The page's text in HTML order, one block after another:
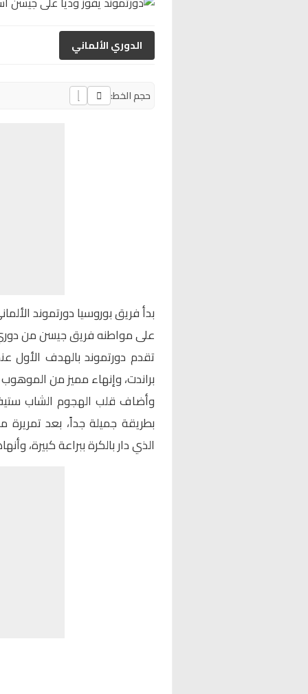
الدوري الألماني
حجم الخط:
بدأ فريق بوروسيا دورتموند
على مواطنه فريق جيسن من دوري
براندت، وإنهاء مميز من
وأضاف قلب الهجوم الشاب
بطريقة جميلة جداً، بعد
الذي دار بالكرة ببراعة كبيرة،